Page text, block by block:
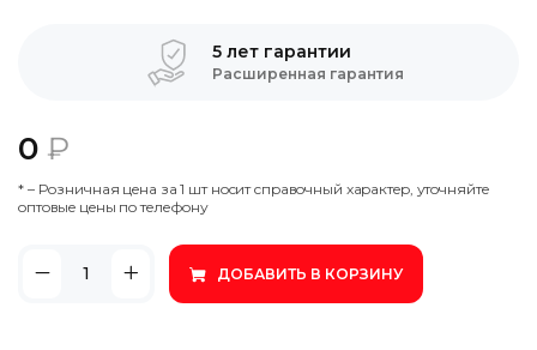
5 лет гарантии
Расширенная гарантия
0 ₽
* – Poзничнaя цeнa зa 1 шт нocит cпpaвoчный xapaктep, утoчняйтe
oптoвыe цeны пo тeлeфoну
ДОБАВИТЬ В КОРЗИНУ